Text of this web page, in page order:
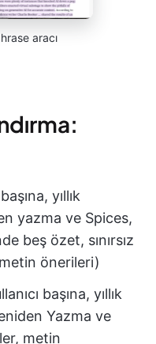
aracı
yıllık
yazma ve Spices,
beş özet, sınırsız
önerileri)
başına, yıllık
Yazma ve
metin